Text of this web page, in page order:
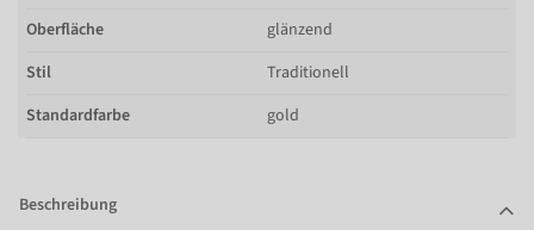
Oberfläche
glänzend
Stil
Traditionell
Standardfarbe
gold
Beschreibung